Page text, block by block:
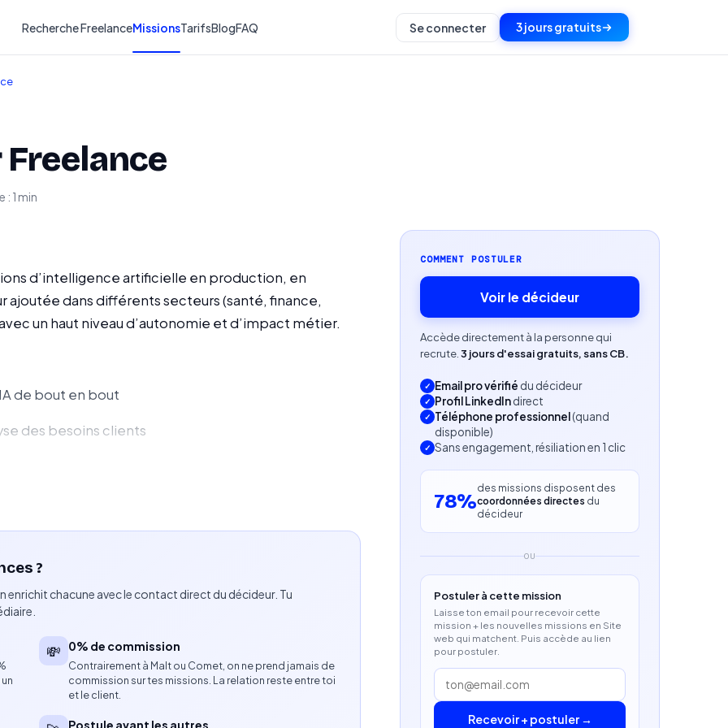
Recherche FreelanceMissionsTarifsBlogFAQ Se connecter 3 jours gratuits
: 1 min
d’intelligence artificielle en production, en
ajoutée dans différents secteurs (santé, finance,
un haut niveau d’autonomie et d’impact métier.
de bout en bout
des besoins clients
et maintenables
pipelines de déploiement
cloud
pratiques d’ingénierie
métiers
chez les clients
?
enrichit chacune avec le contact direct du décideur. Tu
💸 0% de commission
Contrairement à Malt ou Comet, on ne prend jamais de
commission sur tes missions. La relation reste entre toi
et le client.
Postule avant les autres
COMMENT POSTULER
Voir le décideur
Accède directement à la personne qui
recrute. 3 jours d'essai gratuits, sans CB.
Email pro vérifié du décideur
Profil LinkedIndirect
Téléphone professionnel(quand
disponible)
Sans engagement, résiliation en 1 clic
78%
des missions disposent des
coordonnées directes du
décideur
OU
Postuler à cette mission
Laisse ton email pour recevoir cette
mission + les nouvelles missions en Site
web qui matchent. Puis accède au lien
pour postuler.
Recevoir + postuler →